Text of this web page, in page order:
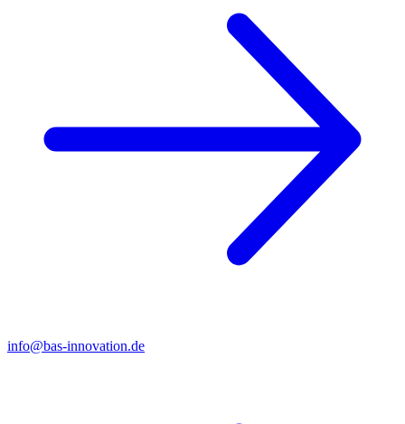
info@bas-innovation.de